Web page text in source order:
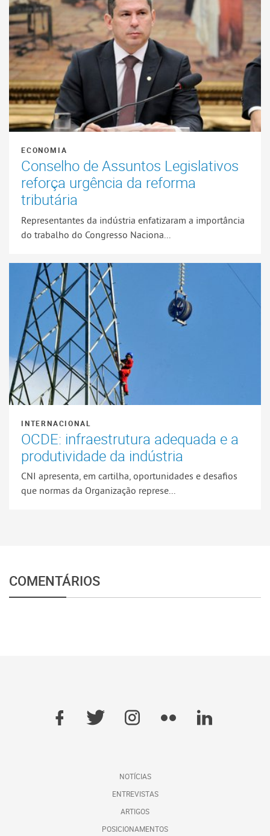
ECONOMIA
Conselho de Assuntos Legislativos
reforça urgência da reforma
tributária
Representantes da indústria enfatizaram a importância
do trabalho do Congresso Naciona...
INTERNACIONAL
OCDE: infraestrutura adequada e a
produtividade da indústria
CNI apresenta, em cartilha, oportunidades e desafios
que normas da Organização represe...
COMENTÁRIOS
NOTÍCIAS
ENTREVISTAS
ARTIGOS
POSICIONAMENTOS